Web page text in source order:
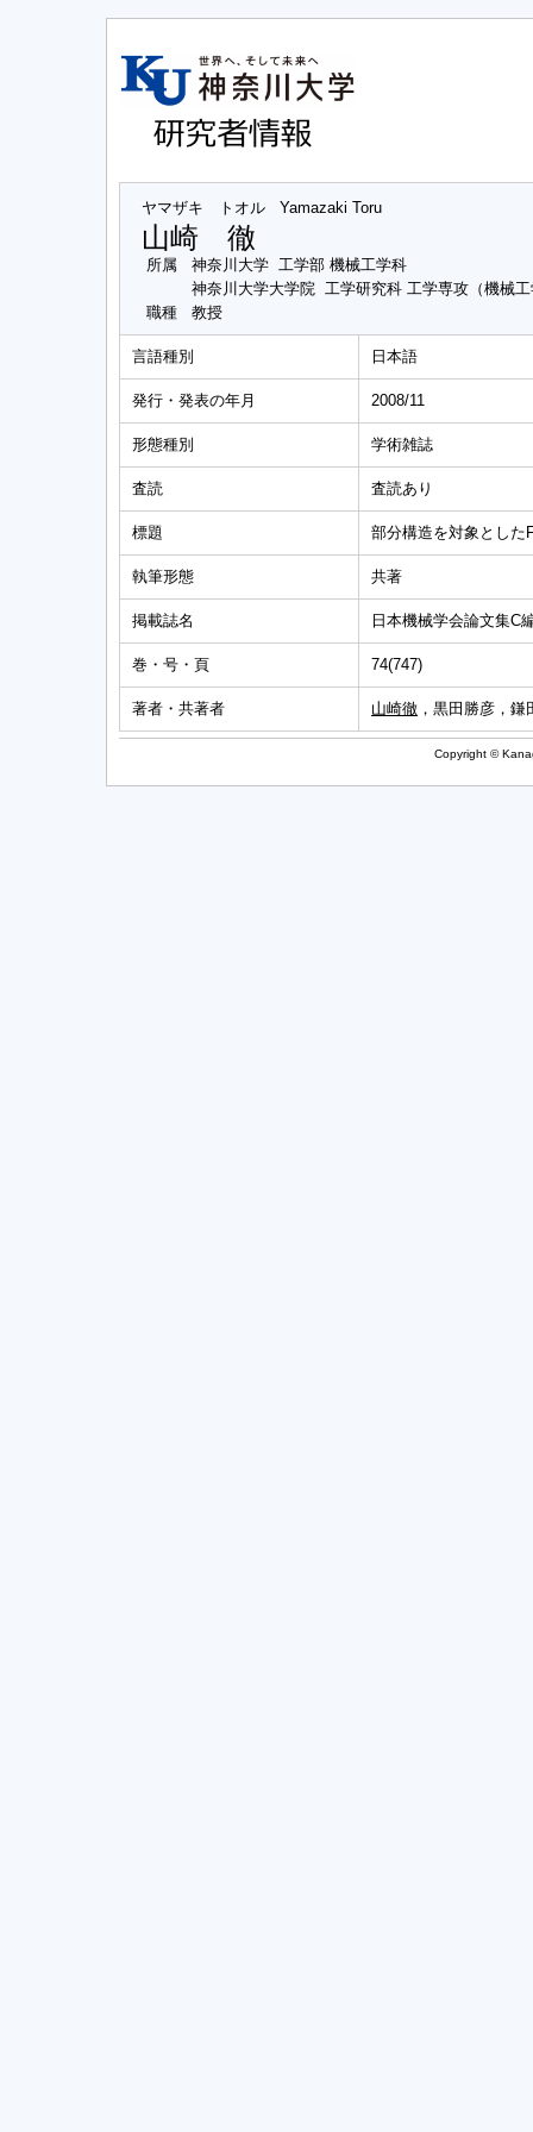
ヤマザキ トオル Yamazaki Toru
山崎 徹
所属
神奈川大学 工学部 機械工学科
神奈川大学大学院 工学研究科 工学専攻（機械
職種
教授
言語種別 日本語
発行・発表の年月 2008/11
形態種別 学術雑誌
査読 査読あり
標題 部分構造を対象とし
執筆形態 共著
掲載誌名 日本機械学会論文集C
巻・号・頁 74(747)
著者・共著者 山崎徹 ，黒田勝彦，鎌
Copyright ©